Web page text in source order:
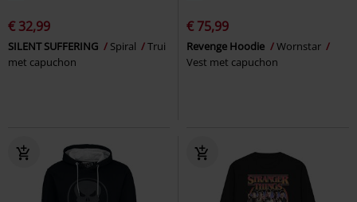
€ 32,99
SILENT SUFFERING Spiral
Trui
met capuchon
€ 75,99
Revenge Hoodie
Wornstar
Vest met capuchon